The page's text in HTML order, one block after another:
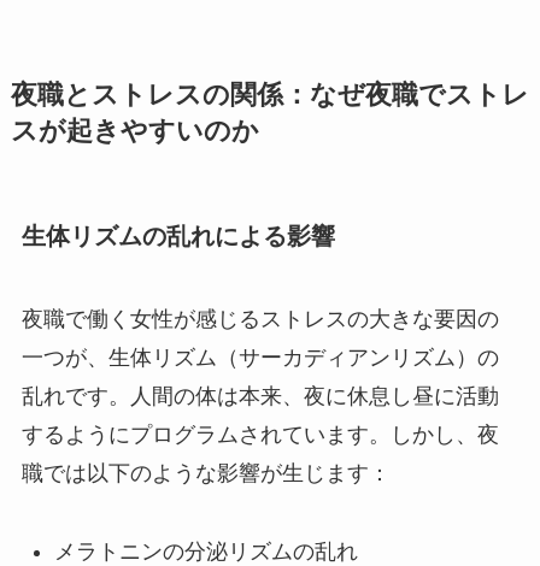
夜職とストレスの関係：なぜ夜職でストレ
スが起きやすいのか
生体リズムの乱れによる影響
夜職で働く女性が感じるストレスの大きな要因の
一つが、生体リズム（サーカディアンリズム）の
乱れです。人間の体は本来、夜に休息し昼に活動
するようにプログラムされています。しかし、夜
職では以下のような影響が生じます：
メラトニンの分泌リズムの乱れ